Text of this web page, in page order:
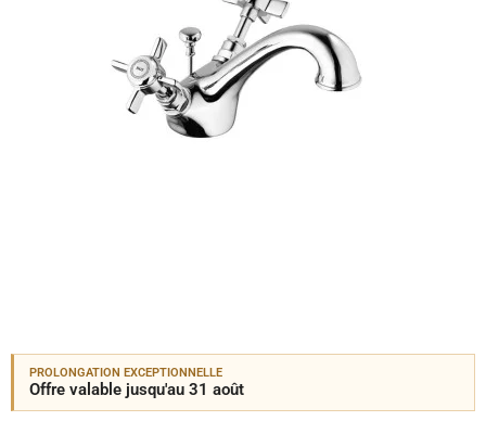
PROLONGATION EXCEPTIONNELLE
Offre valable jusqu'au 31 août